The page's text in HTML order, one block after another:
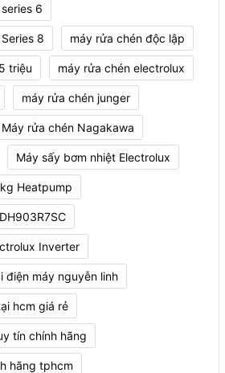
6
8 máy rửa chén độc lập
triệu máy rửa chén electrolux
máy rửa chén junger
Máy rửa chén Nagakawa
Máy sấy bơm nhiệt Electrolux
Heatpump
Inverter
điện máy nguyễn linh
hcm giá rẻ
tín chính hãng
hãng tphcm